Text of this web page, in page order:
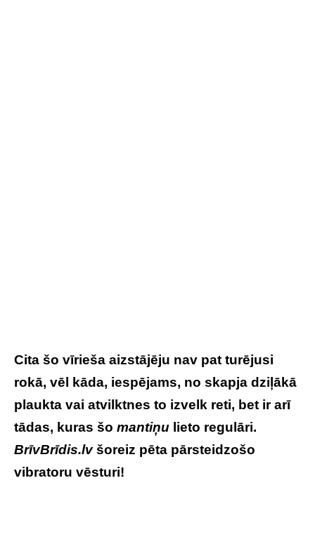
Cita šo vīrieša aizstājēju nav pat turējusi
rokā, vēl kāda, iespējams, no skapja dziļākā
plaukta vai atvilktnes to izvelk reti, bet ir arī
tādas, kuras šo mantiņu lieto regulāri.
BrīvBrīdis.lvšoreiz pēta pārsteidzošo
vibratoru vēsturi!